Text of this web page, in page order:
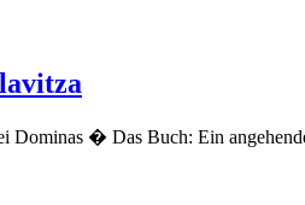
Dominas � Das Buch: Ein